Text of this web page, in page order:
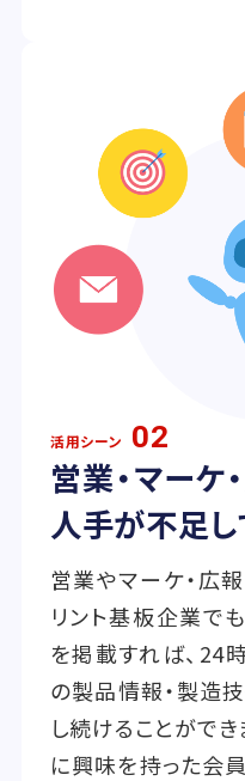
活用シーン 02
営業・マーケ
人手が不足し
営業やマーケ・広
リント基板企業で
を掲載すれば、24
の製品情報・製造
し続けることがで
に興味を持った会